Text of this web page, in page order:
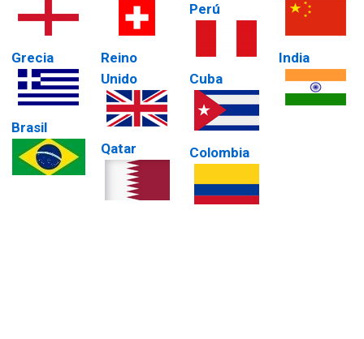
Grecia
Brasil
Reino
Unido
Qatar
Perú
Cuba
Colombia
India